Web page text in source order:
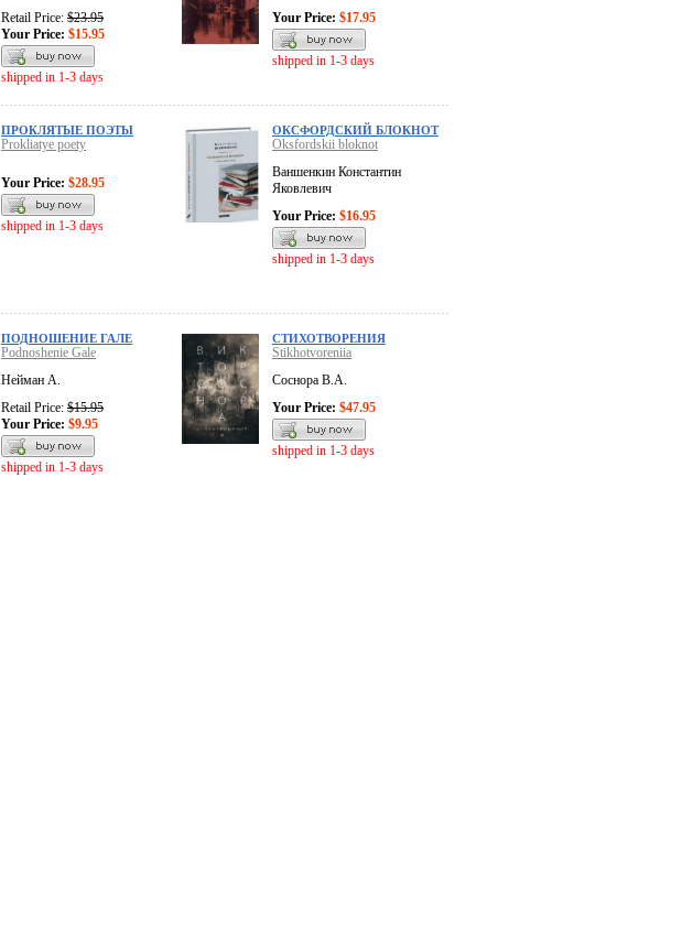
Retail Price: $23.95
Your Price: $15.95
shipped in 1-3 days
Your Price: $17.95
shipped in 1-3 days
ПРОКЛЯТЫЕ ПОЭТЫ
Prokliatye poety
Your Price: $28.95
shipped in 1-3 days
ОКСФОРДСКИЙ БЛОКНОТ
Oksfordskii bloknot
Ваншенкин Константин
Яковлевич
Your Price: $16.95
shipped in 1-3 days
ПОДНОШЕНИЕ ГАЛЕ
Podnoshenie Gale
Нейман А.
Retail Price: $15.95
Your Price: $9.95
shipped in 1-3 days
СТИХОТВОРЕНИЯ
Stikhotvoreniia
Соснора В.А.
Your Price: $47.95
shipped in 1-3 days